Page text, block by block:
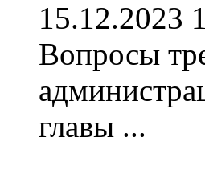
15.12.2023
Вопросы
главы ...